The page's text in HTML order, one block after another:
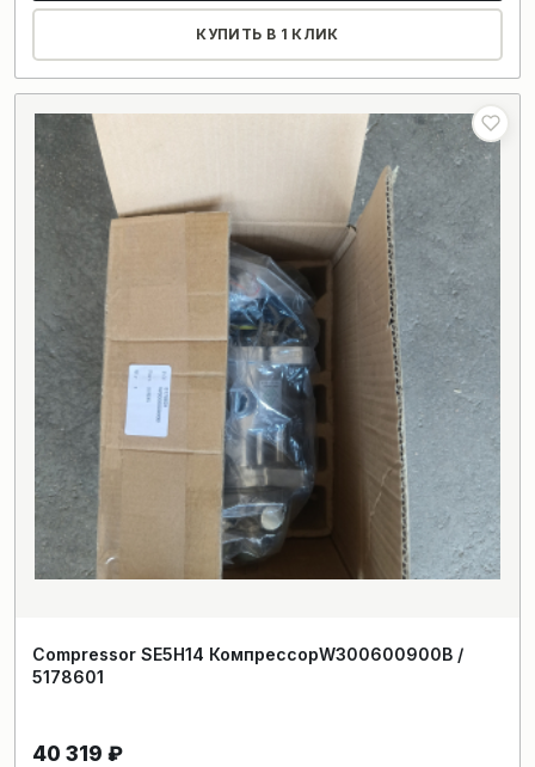
КУПИТЬ В 1 КЛИК
Compressor SE5H14 КомпрессорW300600900B /
5178601
40 319 ₽